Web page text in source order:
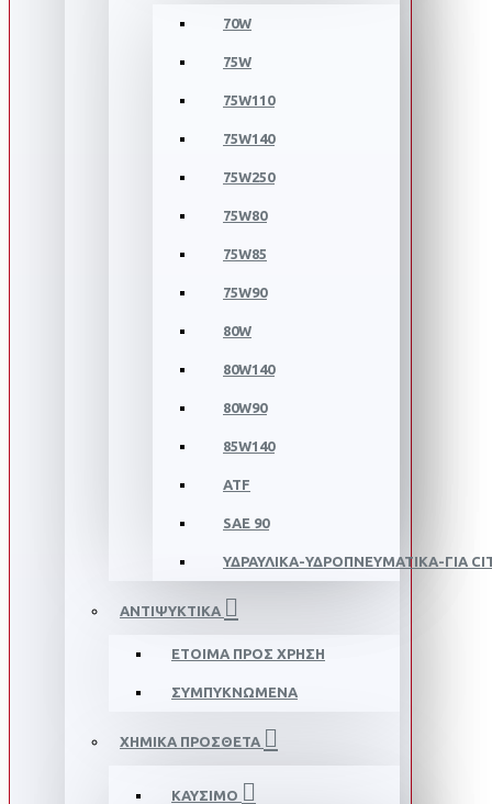
70W
75W
75W110
75W140
75W250
75W80
75W85
75W90
80W
80W140
80W90
85W140
ATF
SAE 90
ΥΔΡΑΥΛΙΚΑ-ΥΔΡΟΠΝΕΥΜΑΤΙΚΑ-ΓΙΑ
ΑΝΤΙΨΥΚΤΙΚΑ
ΕΤΟΙΜΑ ΠΡΟΣ ΧΡΗΣΗ
ΣΥΜΠΥΚΝΩΜΕΝΑ
ΧΗΜΙΚΑ ΠΡΟΣΘΕΤΑ
ΚΑΥΣΙΜΟ